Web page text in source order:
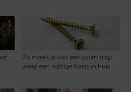
Zo maak je van een open trap
weer een rustige basis in huis